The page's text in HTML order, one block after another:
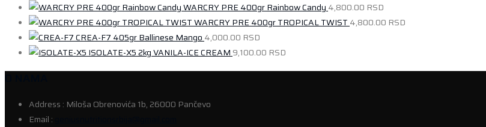
WARCRY PRE 400gr Rainbow Candy 4,800.00 RSD
WARCRY PRE 400gr TROPICAL TWIST4,800.00 RSD
CREA-F7 405gr Ballinese Mango4,000.00 RSD
ISOLATE-X5 2kg VANILA-ICE CREAM9,100.00 RSD
Address : Miloša Obrenovića 1b, 26000 Pančevo
Email :